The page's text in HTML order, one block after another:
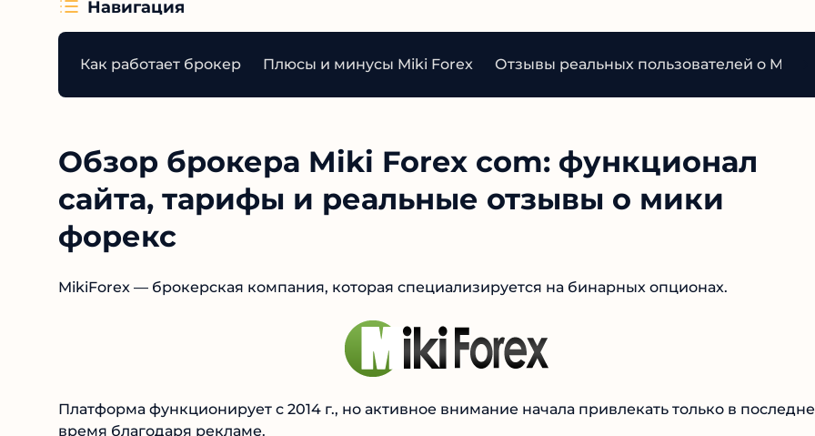
Навигация
Как работает брокер Плюсы и минусы Miki Forex Отзывы реальных пользователей о Miki
Обзор брокера Miki Forex com: функционал
сайта, тарифы и реальные отзывы о мики
форекс
MikiForex — брокерская компания, которая специализируется на бинарных опционах.
Платформа функционирует с 2014 г., но активное внимание начала привлекать только в
время благодаря рекламе.